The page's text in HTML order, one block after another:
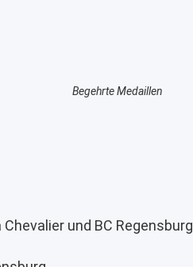
Begehrte Medaillen
und BC Regensburg